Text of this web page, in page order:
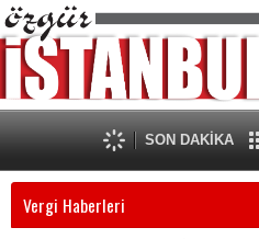
SON DAKİKA
Vergi Haberleri